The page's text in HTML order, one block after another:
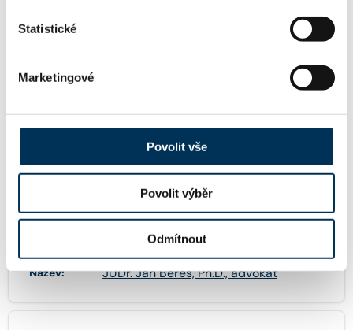
Statistické
Marketingové
Povolit vše
Povolit výběr
Odmítnout
Telefon:
+420224103234
FIRMA
Název: JUDr. Ján Béreš, Ph.D., advokát